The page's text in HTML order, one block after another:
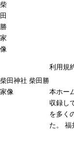
柴
田
勝
家
像
柴田神社 柴田勝
家像
利用規
本ホー
収録し
を多く
た。 福